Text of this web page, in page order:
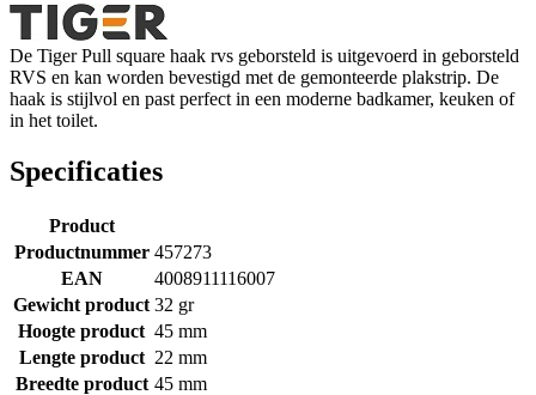
De Tiger Pull square haak rvs geborsteld is uitgevoerd in geborsteld
RVS en kan worden bevestigd met de gemonteerde plakstrip. De
haak is stijlvol en past perfect in een moderne badkamer, keuken of
in het toilet.
Specificaties
Product
Productnummer 457273
EAN
4008911116007
Gewicht product 32 gr
Hoogte product 45 mm
Lengte product 22 mm
Breedte product 45 mm